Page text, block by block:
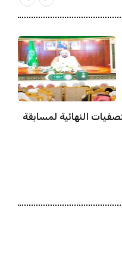
النهائية لمسابقة